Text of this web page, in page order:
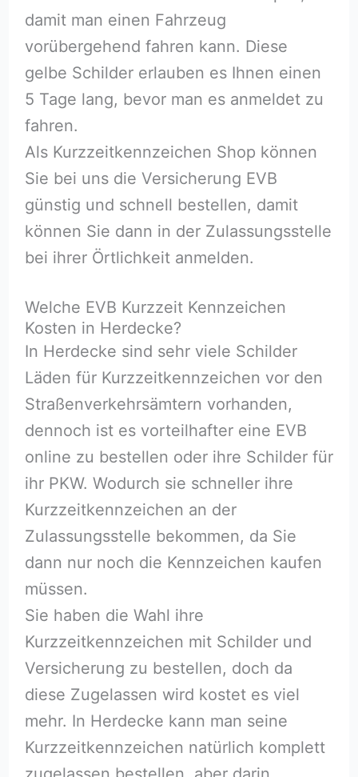
damit man einen Fahrzeug
vorübergehend fahren kann. Diese
gelbe Schilder erlauben es Ihnen einen
5 Tage lang, bevor man es anmeldet zu
fahren.
Als Kurzzeitkennzeichen Shop können
Sie bei uns die Versicherung EVB
günstig und schnell bestellen, damit
können Sie dann in der Zulassungsstelle
bei ihrer Örtlichkeit anmelden.
Welche EVB Kurzzeit Kennzeichen
Kosten in Herdecke?
In Herdecke sind sehr viele Schilder
Läden für Kurzzeitkennzeichen vor den
Straßenverkehrsämtern vorhanden,
dennoch ist es vorteilhafter eine EVB
online zu bestellen oder ihre Schilder für
ihr PKW. Wodurch sie schneller ihre
Kurzzeitkennzeichen an der
Zulassungsstelle bekommen, da Sie
dann nur noch die Kennzeichen kaufen
müssen.
Sie haben die Wahl ihre
Kurzzeitkennzeichen mit Schilder und
Versicherung zu bestellen, doch da
diese Zugelassen wird kostet es viel
mehr. In Herdecke kann man seine
Kurzzeitkennzeichen natürlich komplett